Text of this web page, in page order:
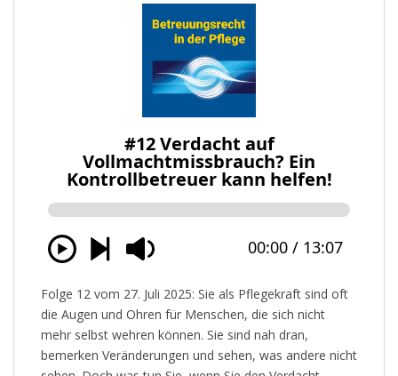
Folge 12 vom 27. Juli 2025: Sie als Pflegekraft sind oft
die Augen und Ohren für Menschen, die sich nicht
mehr selbst wehren können. Sie sind nah dran,
bemerken Veränderungen und sehen, was andere nicht